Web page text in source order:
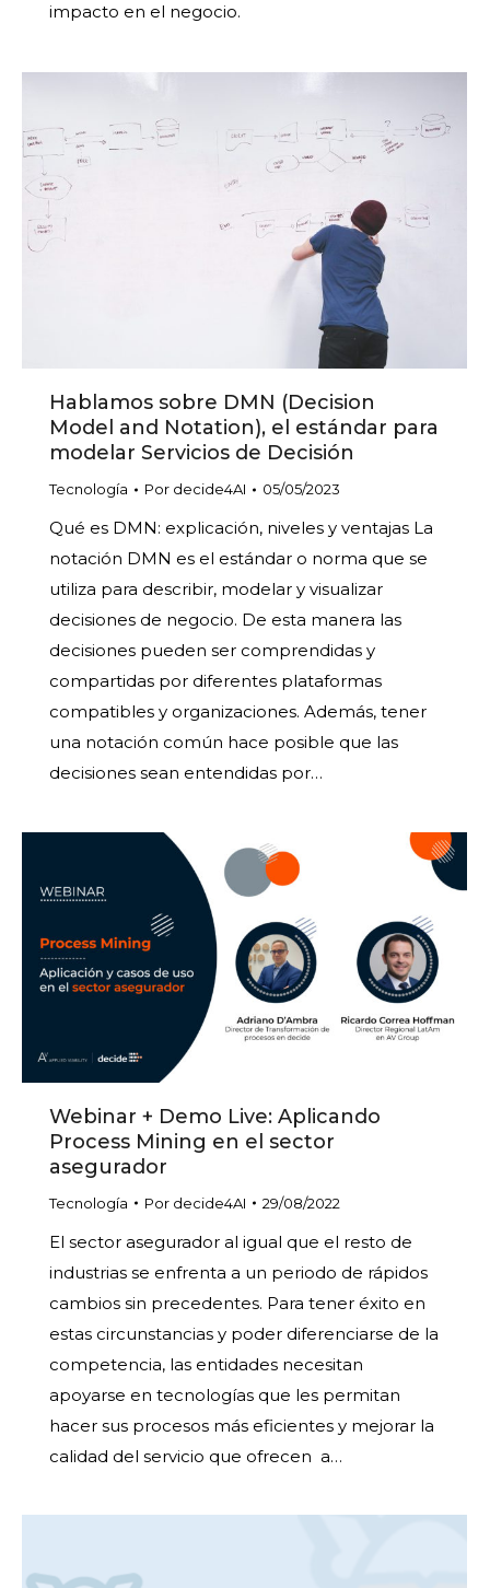
impacto en el negocio.
Hablamos sobre DMN (Decision
Model and Notation), el estándar para
modelar Servicios de Decisión
Tecnología Por decide4AI 05/05/2023
Qué es DMN: explicación, niveles y ventajas La
notación DMN es el estándar o norma que se
utiliza para describir, modelar y visualizar
decisiones de negocio. De esta manera las
decisiones pueden ser comprendidas y
compartidas por diferentes plataformas
compatibles y organizaciones. Además, tener
una notación común hace posible que las
decisiones sean entendidas por…
Webinar + Demo Live: Aplicando
Process Mining en el sector
asegurador
Tecnología Por decide4AI 29/08/2022
El sector asegurador al igual que el resto de
industrias se enfrenta a un periodo de rápidos
cambios sin precedentes. Para tener éxito en
estas circunstancias y poder diferenciarse de la
competencia, las entidades necesitan
apoyarse en tecnologías que les permitan
hacer sus procesos más eficientes y mejorar la
calidad del servicio que ofrecen a…